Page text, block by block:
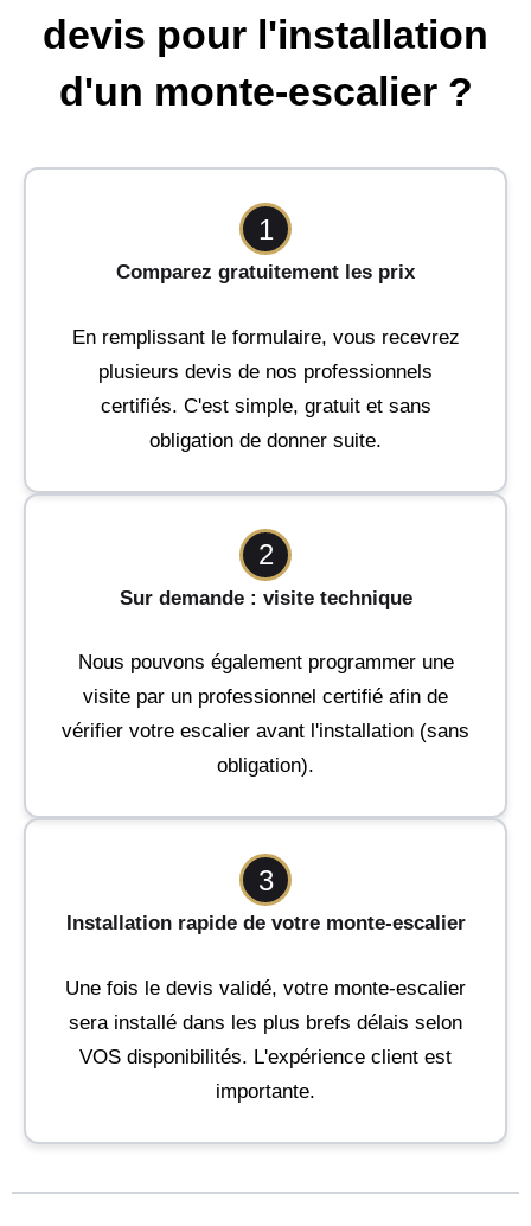
devis pour l'installation
d'un monte-escalier ?
1
Comparez gratuitement les prix
En remplissant le formulaire, vous recevrez
plusieurs devis de nos professionnels
certifiés. C'est simple, gratuit et sans
obligation de donner suite.
2
Sur demande : visite technique
Nous pouvons également programmer une
visite par un professionnel certifié afin de
vérifier votre escalier avant l'installation (sans
obligation).
3
Installation rapide de votre monte-escalier
Une fois le devis validé, votre monte-escalier
sera installé dans les plus brefs délais selon
VOS disponibilités. L'expérience client est
importante.